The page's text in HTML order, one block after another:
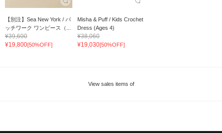
【別注】Sea New York / パ
ッチワーク ワンピース（...
¥39,600
¥19,800[50%OFF]
Misha & Puff / Kids Crochet
Dress (Ages 4)
¥38,060
¥19,030[50%OFF]
View sales items of